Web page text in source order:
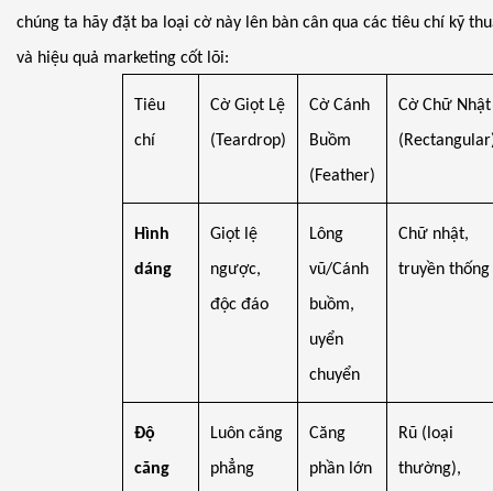
chúng ta hãy đặt ba loại cờ này lên bàn cân qua các tiêu chí kỹ
và hiệu quả marketing cốt lõi:
Tiêu
chí
Cờ Giọt Lệ
(Teardrop)
Cờ Cánh
Buồm
(Feather)
Cờ Chữ Nhật
Hình
dáng
Giọt lệ
ngược,
độc đáo
Lông
vũ/Cánh
buồm,
uyển
chuyển
Chữ nhật,
truyền thống
Độ
căng
Luôn căng
phẳng
Căng
phần lớn
Rũ (loại
thường),